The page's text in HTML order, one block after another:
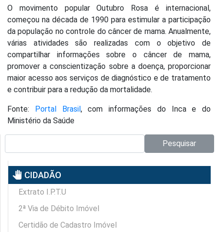
O movimento popular Outubro Rosa é internacional,
começou na década de 1990 para estimular a participação
da população no controle do câncer de mama. Anualmente,
várias atividades são realizadas com o objetivo de
compartilhar informações sobre o câncer de mama,
promover a conscientização sobre a doença, proporcionar
maior acesso aos serviços de diagnóstico e de tratamento
e contribuir para a redução da mortalidade.
Fonte: Portal Brasil, com informações do Inca e do
Ministério da Saúde
Pesquisar
pan_tool CIDADÃO
Extrato I.P.T.U
2ª Via de Débito Imóvel
Certidão de Cadastro Imóvel